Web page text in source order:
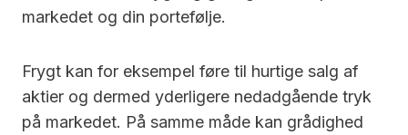
markedet og din portefølje.
Frygt kan for eksempel føre til hurtige salg af
aktier og dermed yderligere nedadgående tryk
på markedet. På samme måde kan grådighed